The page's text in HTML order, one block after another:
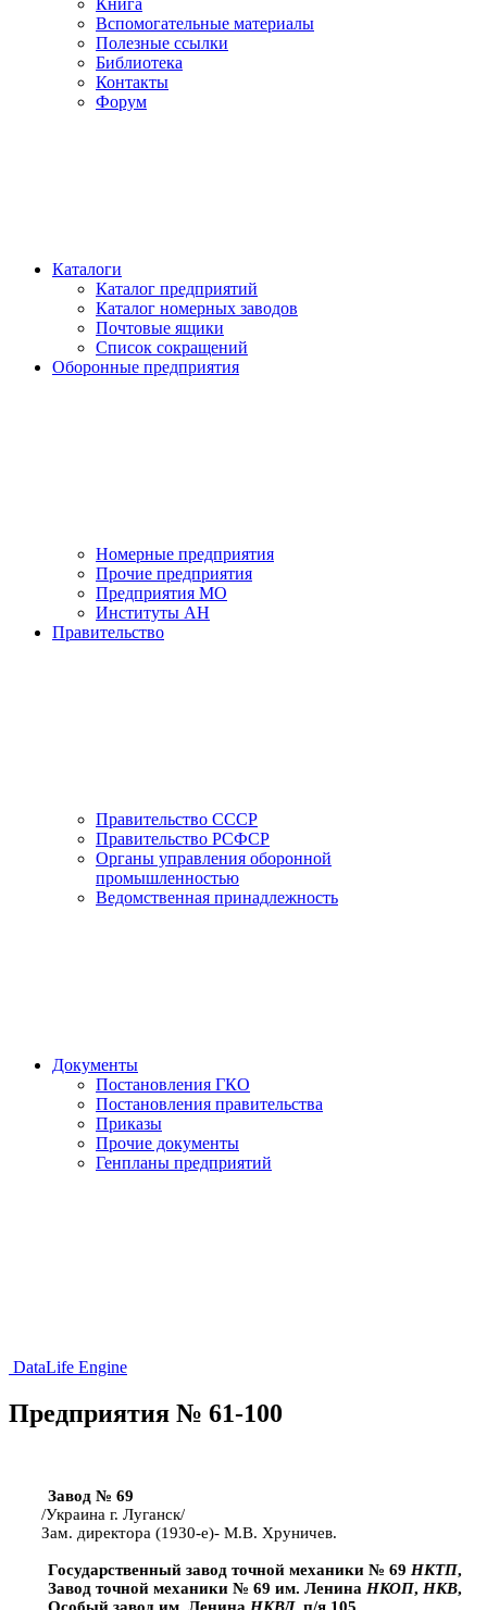
Книга
Вспомогательные материалы
Полезные ссылки
Библиотека
Контакты
Форум
Каталоги
Каталог предприятий
Каталог номерных заводов
Почтовые ящики
Список сокращений
Оборонные предприятия
Номерные предприятия
Прочие предприятия
Предприятия МО
Институты АН
Правительство
Правительство СССР
Правительство РСФСР
Органы управления оборонной
промышленностью
Ведомственная принадлежность
Документы
Постановления ГКО
Постановления правительства
Приказы
Прочие документы
Генпланы предприятий
DataLife Engine
Предприятия № 61-100
Завод № 69
/Украина г. Луганск/
Зам. директора (1930-е)- М.В. Хруничев.
Государственный завод точной механики № 69 НКТП,
Завод точной механики № 69 им. Ленина НКОП, НКВ,